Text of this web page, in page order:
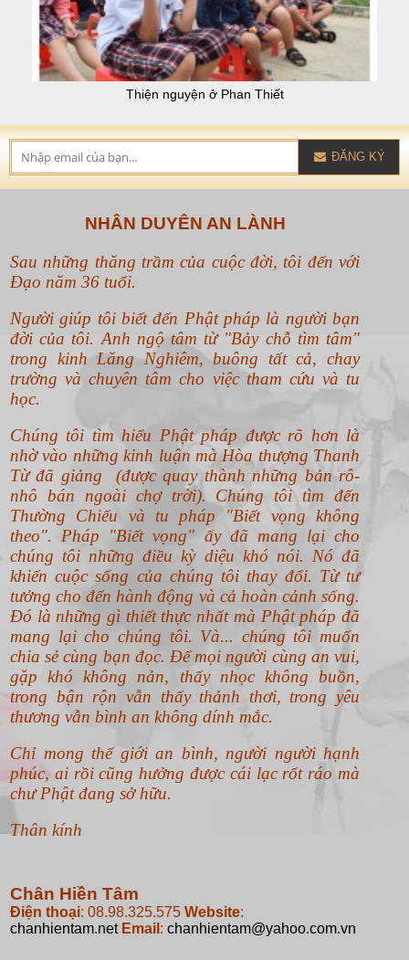
Thiện nguyện ở Phan Thiết
ĐĂNG KÝ
NHÂN DUYÊN AN LÀNH
Sau những thăng trầm của cuộc đời, tôi đến với
Đạo năm 36 tuổi.
Người giúp tôi biết đến Phật pháp là người bạn
đời của tôi. Anh ngộ tâm từ "Bảy chỗ tìm tâm"
trong kinh Lăng Nghiêm, buông tất cả, chay
trường và chuyên tâm cho việc tham cứu và tu
học.
Chúng tôi tìm hiểu Phật pháp được rõ hơn là
nhờ vào những kinh luận mà Hòa thượng Thanh
Từ đã giảng (được quay thành những bản rô-
nhô bán ngoài chợ trời). Chúng tôi tìm đến
Thường Chiếu và tu pháp "Biết vọng không
theo".Pháp "Biết vọng" ấy đã mang lại cho
chúng tôi những điều kỳ diệu khó nói. Nó đã
khiến cuộc sống của chúng tôi thay đổi. Từ tư
tưởng cho đến hành động và cả hoàn cảnh sống.
Đó là những gì thiết thực nhất mà Phật pháp đã
mang lại cho chúng tôi. Và... chúng tôi muốn
chia sẻ cùng bạn đọc. Để mọi người cùng an vui,
gặp khó không nản, thấy nhọc không buồn,
trong bận rộn vẫn thấy thảnh thơi, trong yêu
thương vẫn bình an không dính mắc.
Chỉ mong thế giới an bình, người người hạnh
phúc, ai rồi cũng hưởng được cái lạc rốt ráo mà
chư Phật đang sở hữu.
Thân kính
Chân Hiền Tâm
Điện thoại: 08.98.325.575 Website:
chanhientam.net Email : chanhientam@yahoo.com.vn